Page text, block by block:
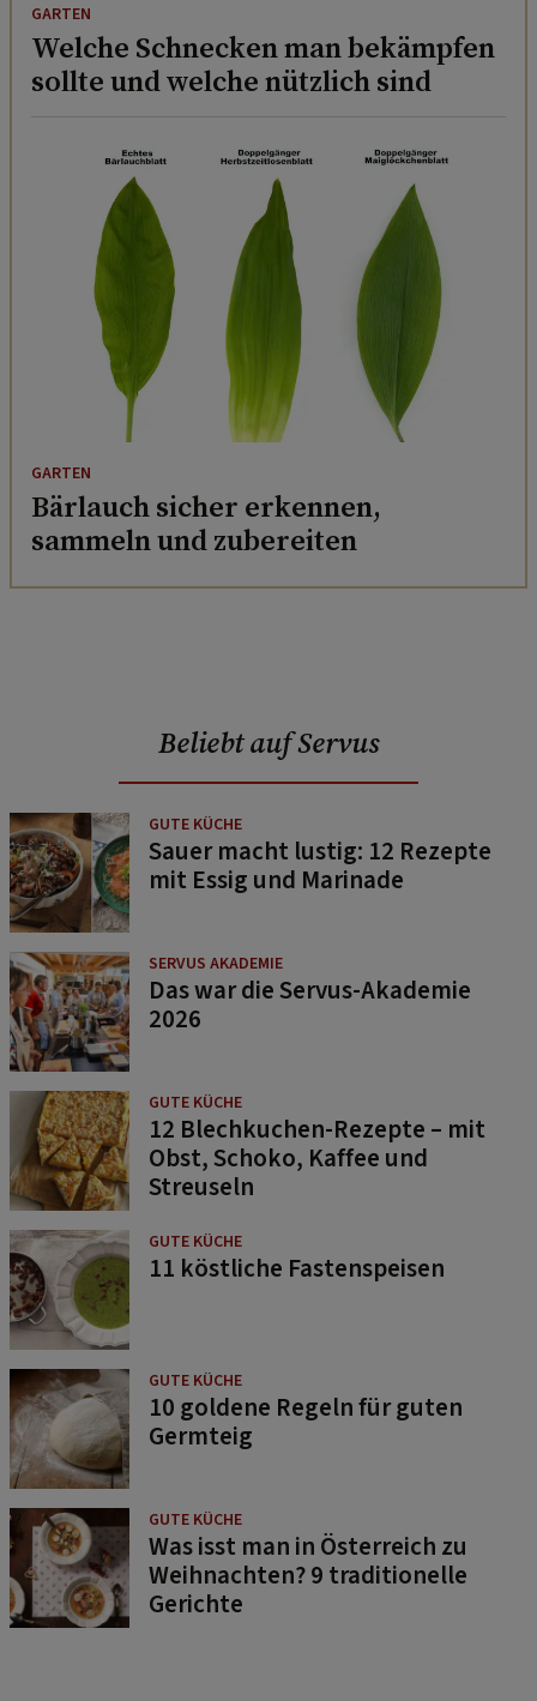
GARTEN
Welche Schnecken man bekämpfen
sollte und welche nützlich sind
GARTEN
Bärlauch sicher erkennen,
sammeln und zubereiten
Beliebt auf Servus
GUTE KÜCHE
Sauer macht lustig: 12 Rezepte
mit Essig und Marinade
SERVUS AKADEMIE
Das war die Servus-Akademie
2026
GUTE KÜCHE
12 Blechkuchen-Rezepte – mit
Obst, Schoko, Kaffee und
Streuseln
GUTE KÜCHE
11 köstliche Fastenspeisen
GUTE KÜCHE
10 goldene Regeln für guten
Germteig
GUTE KÜCHE
Was isst man in Österreich zu
Weihnachten? 9 traditionelle
Gerichte